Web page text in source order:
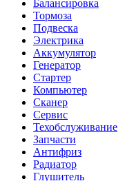
Балансировка
Тормоза
Подвеска
Электрика
Аккумулятор
Генератор
Стартер
Компьютер
Сканер
Сервис
Техобслуживание
Запчасти
Антифриз
Радиатор
Глушитель